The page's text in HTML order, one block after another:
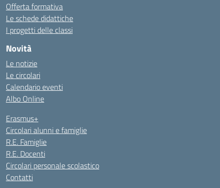
Offerta formativa
Le schede didattiche
I progetti delle classi
Novità
Le notizie
Le circolari
Calendario eventi
Albo Online
Erasmus+
Circolari alunni e famiglie
R.E. Famiglie
R.E. Docenti
Circolari personale scolastico
Contatti